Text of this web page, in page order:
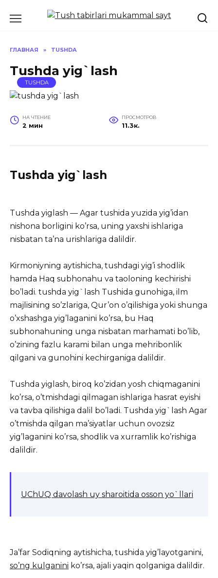
ГЛАВНАЯ » TUSHDA
Tushda yig`lash
TUSHDA
НА ЧТЕНИЕ
2 мин
ПРОСМОТРОВ
11.3к.
Tushda yig`lash
Tushda yiglash — Agar tushida yuzida yig’idan
nishona borligini ko’rsa, uning yaxshi ishlariga
nisbatan ta’na urishlariga dalildir.
Kirmoniyning aytishicha, tushdagi yig’i shodlik
hamda Haq subhonahu va taoloning kechirishi
bo’ladi. tushda yig`lash Tushida gunohiga, ilm
majlisining so’zlariga, Qur’on o’qilishiga yoki shunga
o’xshashga yig’laganini ko’rsa, bu Haq
subhonahuning unga nisbatan marhamati bo’lib,
o’zining fazlu karami bilan unga mehribonlik
qilgani va gunohini kechirganiga dalildir.
Tushda yiglash, biroq ko’zidan yosh chiqmaganini
ko’rsa, o’tmishdagi qilmagan ishlariga hasrat eyishi
va tavba qilishiga dalil bo’ladi. Tushda yig`lash Agar
o’tmishda qilgan ma’siyatlar uchun ovozsiz
yig’laganini ko’rsa, shodlik va xurramlik ko’rishiga
dalildir.
UChUQ davolash uy sharoitida osson yo`llari
Ja’far Sodiqning aytishicha, tushida yig’layotganini,
so’ng kulganini ko’rsa, ajali yaqin qolganiga dalildir.